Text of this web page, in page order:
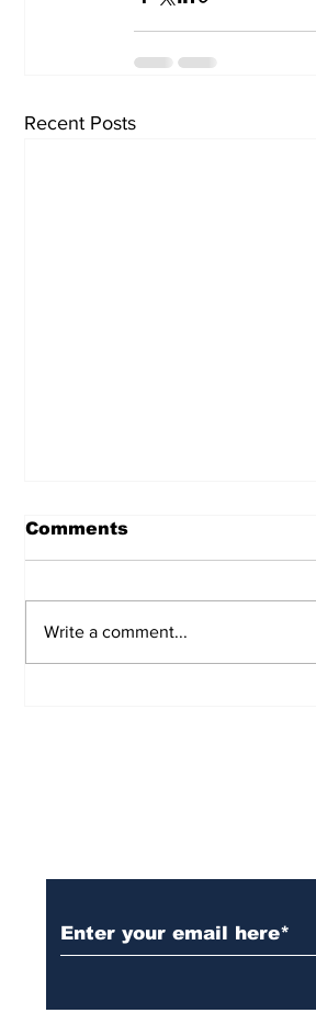
Recent Posts
Comments
Write a comment...